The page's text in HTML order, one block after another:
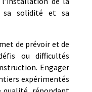
sa solidité et sa
de prévoir et de
ou difficultés
Engager
expérimentés